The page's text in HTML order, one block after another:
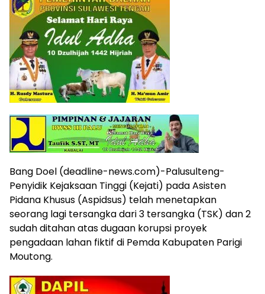
Bang Doel (deadline-news.com)-Palusulteng-
Penyidik Kejaksaan Tinggi (Kejati) pada Asisten
Pidana Khusus (Aspidsus) telah menetapkan
seorang lagi tersangka dari 3 tersangka (TSK) dan 2
sudah ditahan atas dugaan korupsi proyek
pengadaan lahan fiktif di Pemda Kabupaten Parigi
Moutong.